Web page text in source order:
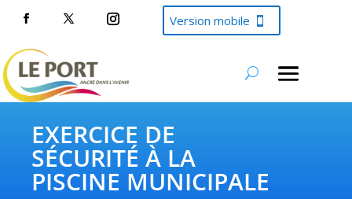
Version mobile
EXERCICE DE
SÉCURITÉ À LA
PISCINE MUNICIPALE